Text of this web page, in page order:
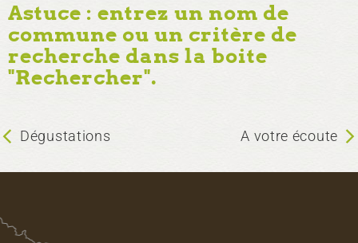
Astuce : entrez un nom de
commune ou un critère de
recherche dans la boite
"Rechercher".
Dégustations A votre écoute